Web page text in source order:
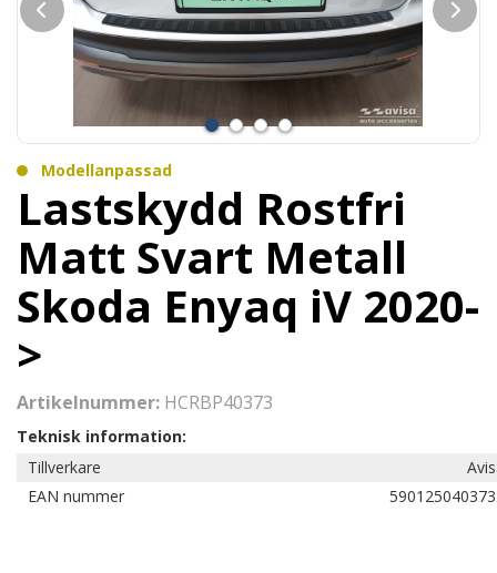
Modellanpassad
Lastskydd Rostfri
Matt Svart Metall
Skoda Enyaq iV 2020-
>
Artikelnummer: HCRBP40373
Teknisk information:
Tillverkare
EAN nummer